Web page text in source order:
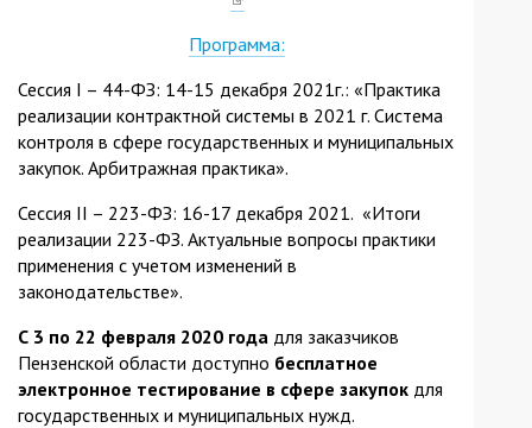
external)
Программа:
Сессия I – 44-ФЗ: 14-15 декабря 2021г.: «Практика
реализации контрактной системы в 2021 г. Система
контроля в сфере государственных и муниципальных
закупок. Арбитражная практика».
Сессия II – 223-ФЗ: 16-17 декабря 2021. «Итоги
реализации 223-ФЗ. Актуальные вопросы практики
применения с учетом изменений в
законодательстве».
С 3 по 22 февраля 2020 года для заказчиков
Пензенской области доступно бесплатное
электронное тестирование в сфере закупок для
государственных и муниципальных нужд.